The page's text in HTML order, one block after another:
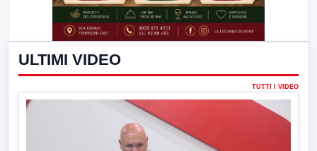
ULTIMI VIDEO
TUTTI I VIDEO